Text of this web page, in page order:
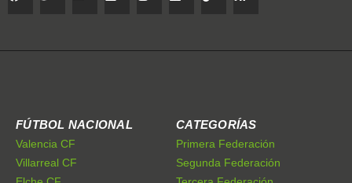
FÚTBOL NACIONAL
Valencia CF
Villarreal CF
CATEGORÍAS
Primera Federación
Segunda Federación